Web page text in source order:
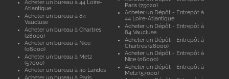
Acheter un bureau à 44 Loire-
Atlantique
Acheter un bureau à 84
Vaucluse
Acheter un bureau à Chartres
(28000)
Acheter un bureau à Nice
(06000)
Acheter un bureau à Metz
(57000)
Acheter un bureau à 40 Landes
Acheter un bureau à Paris
Paris (75020)
Acheter un Dépôt - Entrepôt à
44 Loire-Atlantique
Acheter un Dépôt - Entrepôt à
84 Vaucluse
Acheter un Dépôt - Entrepôt à
Chartres (28000)
Acheter un Dépôt - Entrepôt à
Nice (06000)
Acheter un Dépôt - Entrepôt à
Metz (57000)